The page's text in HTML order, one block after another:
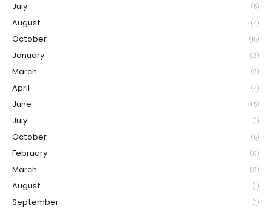
July (5)
August (4)
October (15)
January (3)
March (2)
April (4)
June (5)
July (1)
October (5)
February (6)
March (3)
August (1)
September (1)